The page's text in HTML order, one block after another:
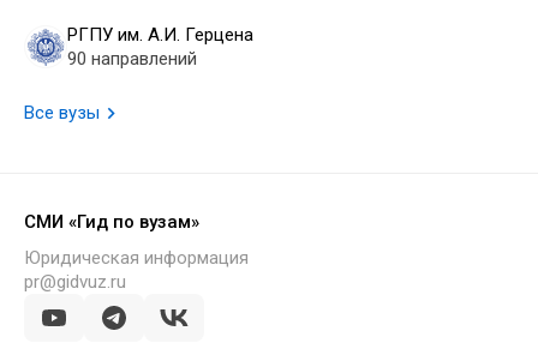
РГПУ им. А.И. Герцена
90 направлений
Все вузы
СМИ «Гид по вузам»
Юридическая информация
pr@gidvuz.ru